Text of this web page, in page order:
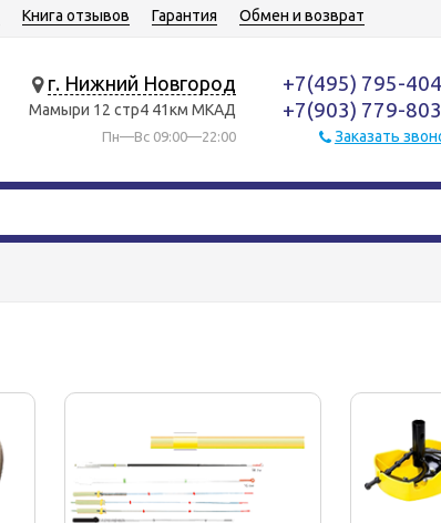
Книга отзывов Гарантия Обмен и возврат
г. Нижний Новгород
Мамыри 12 стр4 41км МКАД
Пн—Вс 09:00—22:00
+7(495) 795-
+7(903) 779-
Заказать